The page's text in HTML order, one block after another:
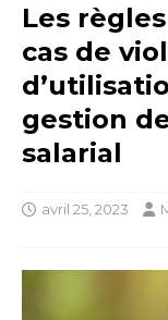
Les
cas de
gestion
salarial
avril 25, 2023